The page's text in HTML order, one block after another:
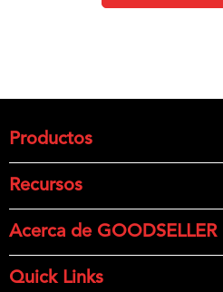
Productos
Recursos
Acerca de GOODSELLER
Quick Links